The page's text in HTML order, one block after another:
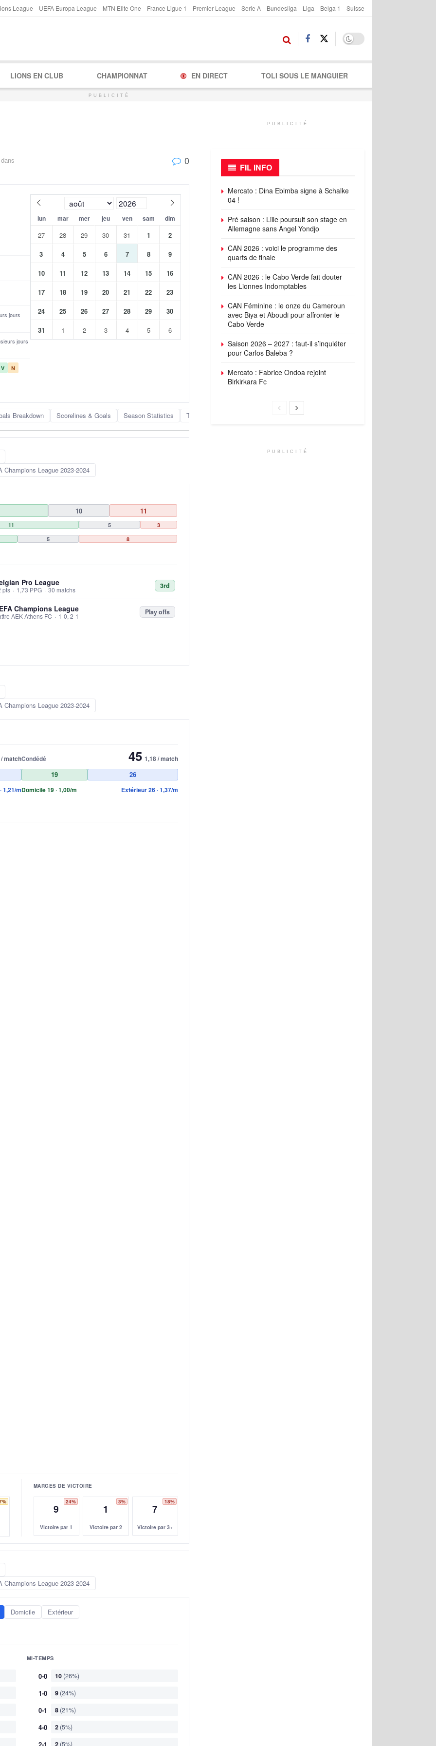
League UEFA Europa League MTN Elite One France Ligue 1 Premier League Serie A Bundesliga Liga Belga 1 Suisse
LIONS EN CLUB CHAMPIONNAT EN DIRECT TOLI SOUS LE MANGUIER
PUBLICITÉ
dans 0
jours
jours
V N
lun mar mer jeu ven sam dim
27 28 29 30 31 1 2
3 4 5 6 7 8 9
10 11 12 13 14 15 16
17 18 19 20 21 22 23
24 25 26 27 28 29 30
31 1 2 3 4 5 6
Breakdown Scorelines & Goals Season Statistics Team Rankings Schedule
Champions League 2023-2024
10 11
11 5 3
5 8
Pro League
pts · 1,73 PPG · 30 matchs 3rd
Champions League
AEK Athens FC · 1-0, 2-1 Play offs
Champions League 2023-2024
match
1,21/m
Condédé 45 1,18 / match
19 26
Domicile 19 · 1,00/m Extérieur 26 · 1,37/m
MARGES DE VICTOIRE
24%
9
Victoire par 1
3%
1
Victoire par 2
18%
7
Victoire par 3+
Champions League 2023-2024
Domicile Extérieur
MI-TEMPS
0-0 10 (26%)
1-0 9 (24%)
0-1 8 (21%)
4-0 2 (5%)
2 (5%)
PUBLICITÉ
FIL INFO
Mercato : Dina Ebimba signe à Schalke
04 !
Pré saison : Lille poursuit son stage en
Allemagne sans Angel Yondjo
CAN 2026 : voici le programme des
quarts de finale
CAN 2026 : le Cabo Verde fait douter
les Lionnes Indomptables
CAN Féminine : le onze du Cameroun
avec Biya et Aboudi pour affronter le
Cabo Verde
Saison 2026 – 2027 : faut-il s’inquiéter
pour Carlos Baleba ?
Mercato : Fabrice Ondoa rejoint
Birkirkara Fc
PUBLICITÉ